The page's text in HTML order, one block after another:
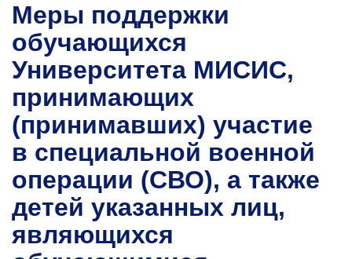
Меры поддержки
обучающихся
Университета МИСИС,
принимающих
(принимавших) участие
в специальной военной
операции (СВО), а также
детей указанных лиц,
являющихся